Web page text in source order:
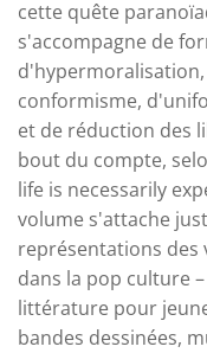
cette quête
s'accompagne de
conformisme,
et de réduction des
bout du compte,
life is necessarily
volume s'attache
représentations des
dans la pop culture
littérature pour
bandes dessinées,